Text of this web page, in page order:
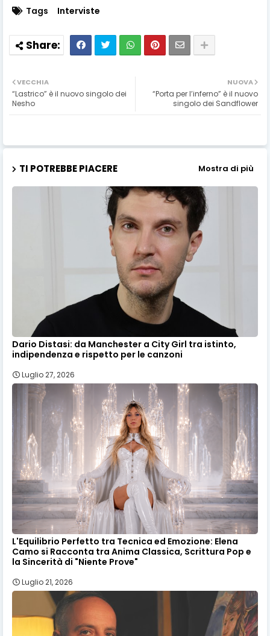
Tags Interviste
NUOVA
“Porta per l’inferno” è il nuovo
singolo dei Sandflower
VECCHIA
“Lastrico” è il nuovo singolo dei
Nesho
TI POTREBBE PIACERE Mostra di più
Dario Distasi: da Manchester a City Girl tra istinto,
indipendenza e rispetto per le canzoni
Luglio 27, 2026
L'Equilibrio Perfetto tra Tecnica ed Emozione: Elena
Camo si Racconta tra Anima Classica, Scrittura Pop e
la Sincerità di "Niente Prove"
Luglio 21, 2026